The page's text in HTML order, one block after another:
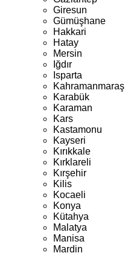
Giresun
Gümüşhane
Hakkari
Hatay
Mersin
Iğdır
Isparta
Kahramanmaraş
Karabük
Karaman
Kars
Kastamonu
Kayseri
Kırıkkale
Kırklareli
Kırşehir
Kilis
Kocaeli
Konya
Kütahya
Malatya
Manisa
Mardin